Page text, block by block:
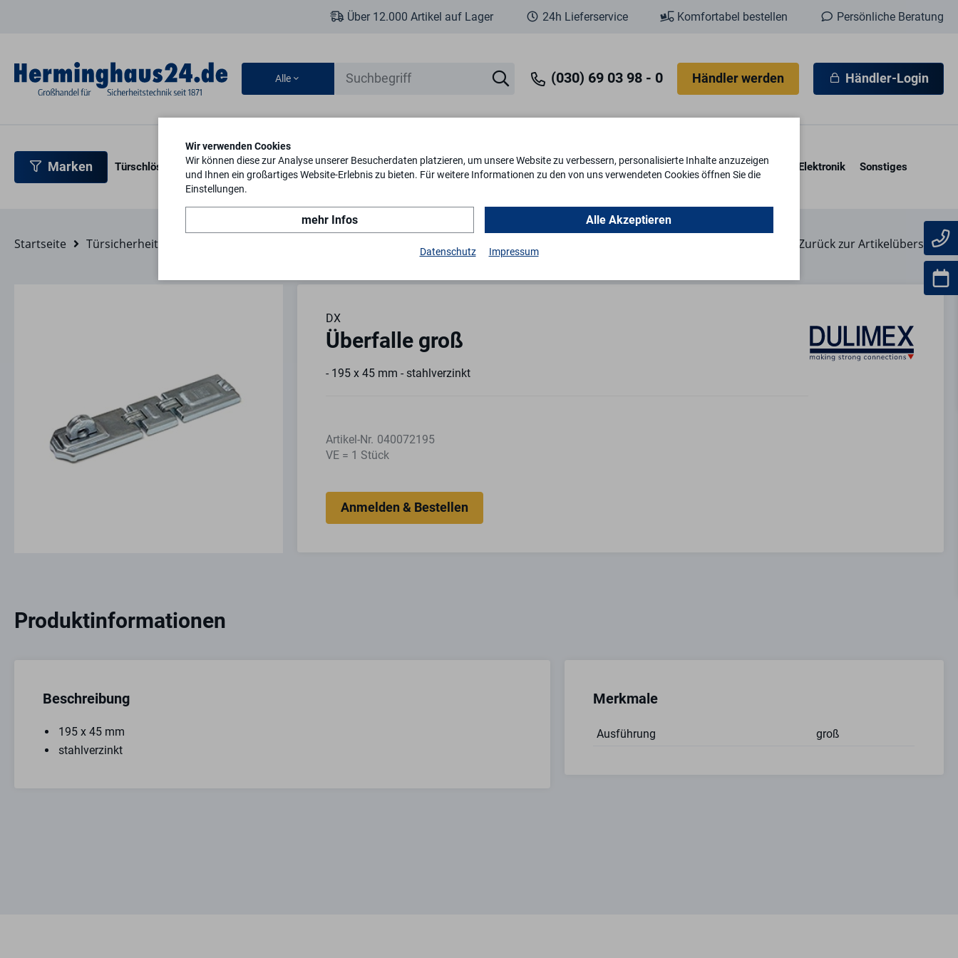
Über 12.000 Artikel auf Lager 24h Lieferservice Komfortabel bestellen Persönliche Beratung
Alle (030) 69 03 98 - 0 Händler werden Händler-Login
Marken Türschlösser Türbeschläge Türsicherheit Fenstersicherheit Schlösser & Zylinder Briefkästen Tresore & Kassetten Schlüssel Elektronik Sonstiges
Startseite Türsicherheit Zurück zur Artikelübersicht
DX
Überfalle groß
- 195 x 45 mm - stahlverzinkt
Artikel-Nr. 040072195
VE = 1 Stück
Produktinformationen
Beschreibung
195 x 45 mm
stahlverzinkt
Merkmale
Ausführung groß
Wir verwenden Cookies
Wir können diese zur Analyse unserer Besucherdaten platzieren, um unsere Website zu verbessern, personalisierte Inhalte anzuzeigen
und Ihnen ein großartiges Website-Erlebnis zu bieten. Für weitere Informationen zu den von uns verwendeten Cookies öffnen Sie die
Einstellungen.
mehr Infos Alle Akzeptieren
Datenschutz Impressum